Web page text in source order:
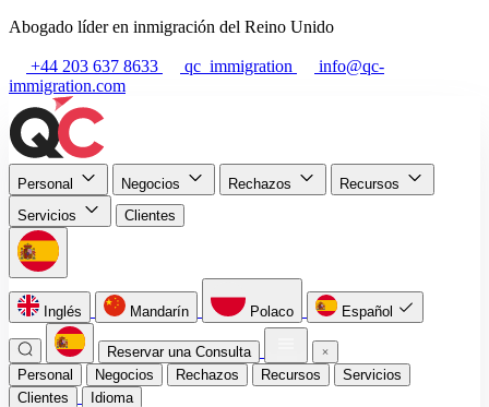
Abogado líder en inmigración del Reino Unido
+44 203 637 8633 qc_immigration
info@qc-
immigration.com
Personal Negocios Rechazos
Recursos
Servicios
Clientes
Inglés Mandarín Polaco Español
Reservar una Consulta
Personal
Negocios Rechazos Recursos
Servicios
Clientes
Idioma